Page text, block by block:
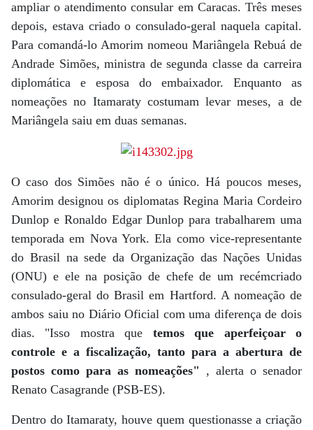
ampliar o atendimento consular em Caracas. Três meses
depois, estava criado o consulado-geral naquela capital.
Para comandá-lo Amorim nomeou Mariângela Rebuá de
Andrade Simões, ministra de segunda classe da carreira
diplomática e esposa do embaixador. Enquanto as
nomeações no Itamaraty costumam levar meses, a de
Mariângela saiu em duas semanas.
O caso dos Simões não é o único. Há poucos meses,
Amorim designou os diplomatas Regina Maria Cordeiro
Dunlop e Ronaldo Edgar Dunlop para trabalharem uma
temporada em Nova York. Ela como vice-representante
do Brasil na sede da Organização das Nações Unidas
(ONU) e ele na posição de chefe de um recémcriado
consulado-geral do Brasil em Hartford. A nomeação de
ambos saiu no Diário Oficial com uma diferença de dois
dias. "Isso mostra que temos que aperfeiçoar o
controle e a fiscalização, tanto para a abertura de
postos como para as nomeações" , alerta o senador
Renato Casagrande (PSB-ES).
Dentro do Itamaraty, houve quem questionasse a criação